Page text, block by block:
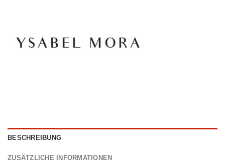
BESCHREIBUNG
ZUSÄTZLICHE INFORMATIONEN